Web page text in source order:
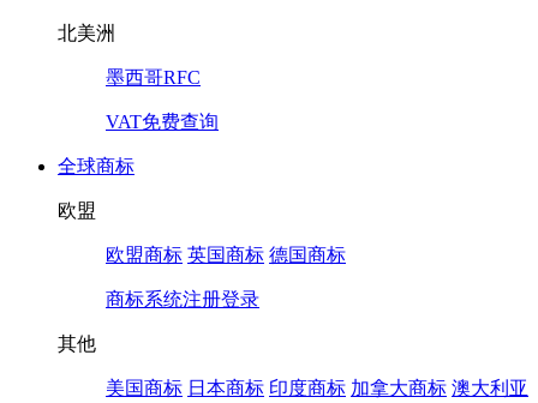
北美洲
墨西哥RFC
VAT免费查询
全球商标
欧盟
欧盟商标 英国商标 德国商标
商标系统注册登录
其他
美国商标 日本商标 印度商标 加拿大商标 澳大利亚